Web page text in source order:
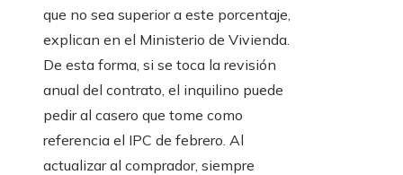
que no sea superior a este porcentaje,
explican en el Ministerio de Vivienda.
De esta forma, si se toca la revisión
anual del contrato, el inquilino puede
pedir al casero que tome como
referencia el IPC de febrero. Al
actualizar al comprador, siempre